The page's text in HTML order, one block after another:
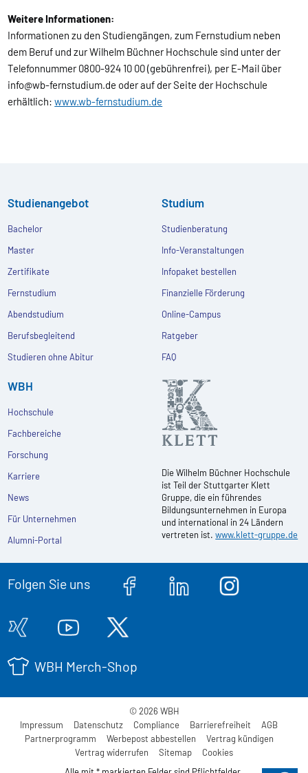
Weitere Informationen:
Informationen zu den Studiengängen, zum Fernstudium neben
dem Beruf und zur Wilhelm Büchner Hochschule sind unter der
Telefonnummer 0800-924 10 00 (gebührenfrei), per E-Mail über
info@wb-fernstudium.de oder auf der Seite der Hochschule
erhältlich:www.wb-fernstudium.de
Studienangebot
Bachelor
Master
Zertifikate
Fernstudium
Abendstudium
Berufsbegleitend
Studieren ohne Abitur
Studium
Studienberatung
Info-Veranstaltungen
Infopaket bestellen
Finanzielle Förderung
Online-Campus
Ratgeber
FAQ
WBH
Hochschule
Fachbereiche
Forschung
Karriere
News
Für Unternehmen
Alumni-Portal
Die Wilhelm Büchner Hochschule
ist Teil der Stuttgarter Klett
Gruppe, die ein führendes
Bildungsunternehmen in Europa
und international in 24 Ländern
vertreten ist.www.klett-gruppe.de
Folgen Sie uns
WBH Merch-Shop
© 2026 WBH
Impressum
Datenschutz Compliance Barrierefreiheit
AGB
Partnerprogramm
Werbepost abbestellen
Vertrag kündigen
Vertrag widerrufen
Sitemap
Cookies